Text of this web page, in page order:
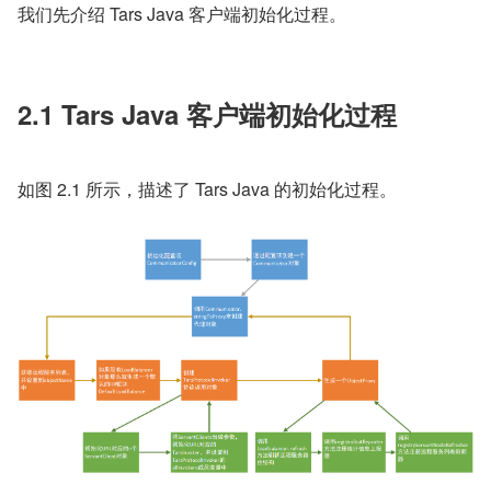
我们先介绍 Tars Java 客户端初始化过程。
2.1 Tars Java 客户端初始化过程
如图 2.1 所示，描述了 Tars Java 的初始化过程。